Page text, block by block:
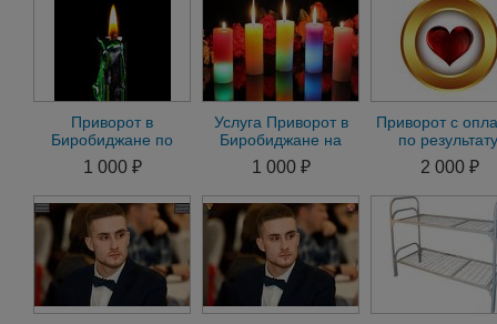
Приворот в
Биробиджане по
Фото на Мужчину.
Приворот на
Женщину
1 000 ₽
Услуга Приворот в
Биробиджане на
Мужчину. Приворот
на Женщину по Фото
1 000 ₽
Приворот с
по
Приворот
м
2 000 ₽